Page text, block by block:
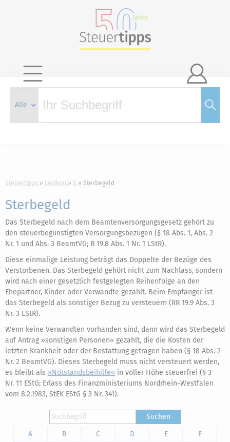

Steuertipps Lexikon S Sterbegeld
Sterbegeld
Das Sterbegeld nach dem Beamtenversorgungsgesetz gehört zu
den steuerbegünstigten Versorgungsbezügen (§ 18 Abs. 1, Abs. 2
Nr. 1 und Abs. 3 BeamtVG; R 19.8 Abs. 1 Nr. 1 LStR).
Diese einmalige Leistung beträgt das Doppelte der Bezüge des
Verstorbenen. Das Sterbegeld gehört nicht zum Nachlass, sondern
wird nach einer gesetzlich festgelegten Reihenfolge an den
Ehepartner, Kinder oder Verwandte gezahlt. Beim Empfänger ist
das Sterbegeld als sonstiger Bezug zu versteuern (RR 19.9 Abs. 3
Nr. 3 LStR).
Wenn keine Verwandten vorhanden sind, dann wird das Sterbegeld
auf Antrag »sonstigen Personen« gezahlt, die die Kosten der
letzten Krankheit oder der Bestattung getragen haben (§ 18 Abs. 2
Nr. 2 BeamtVG). Dieses Sterbegeld muss nicht versteuert werden,
es bleibt als »Notstandsbeihilfe« in voller Höhe steuerfrei (§ 3
Nr. 11 EStG; Erlass des Finanzministeriums Nordrhein-Westfalen
vom 8.2.1983, StEK EStG § 3 Nr. 341).
Suchen
A
B C D E
F